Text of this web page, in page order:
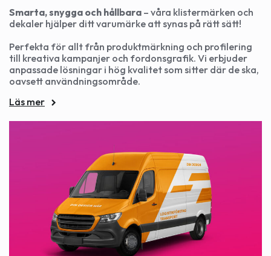
Smarta, snygga och hållbara – våra klistermärken och
dekaler hjälper ditt varumärke att synas på rätt sätt!
Perfekta för allt från produktmärkning och profilering
till kreativa kampanjer och fordonsgrafik. Vi erbjuder
anpassade lösningar i hög kvalitet som sitter där de ska,
oavsett användningsområde.
Läs mer